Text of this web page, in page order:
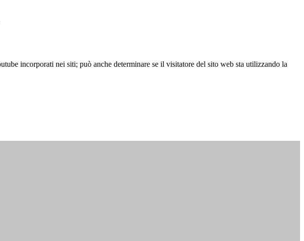
incorporati nei siti; può anche determinare se il visitatore del sito web sta utilizzando la